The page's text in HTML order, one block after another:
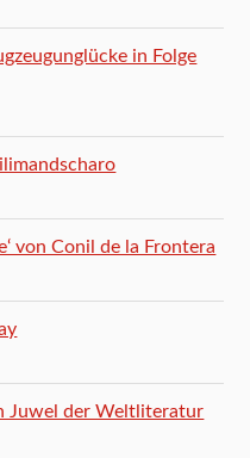
in Folge
von Conil de la Frontera
Juwel der Weltliteratur